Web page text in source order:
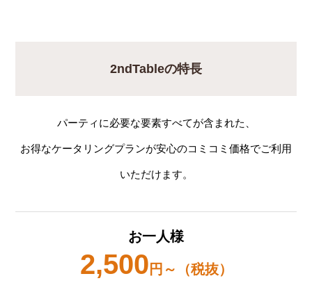
2ndTableの特長
パーティに必要な要素すべてが含まれた、
お得なケータリングプランが安心のコミコミ価格でご利用
いただけます。
お一人様
2,500 円～（税抜）